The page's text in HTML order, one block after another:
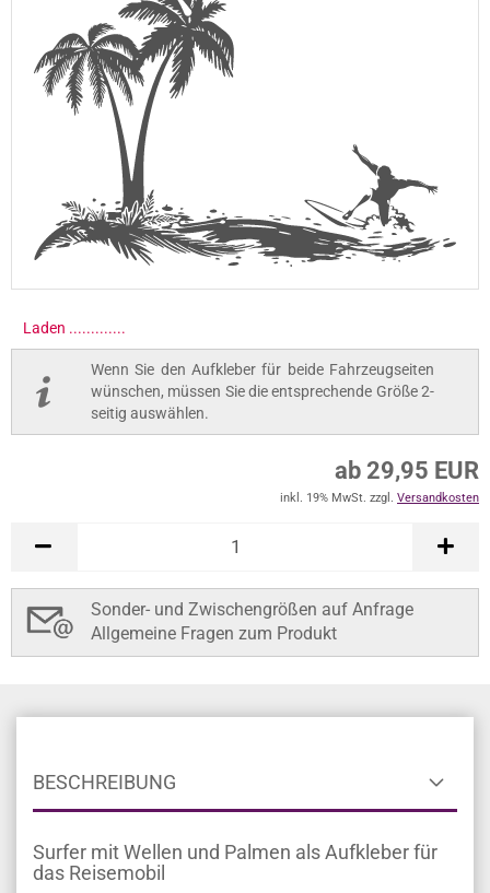
Laden ..............
Wenn Sie den Aufkleber für beide Fahrzeugseiten
wünschen, müssen Sie die entsprechende Größe 2-
seitig auswählen.
ab 29,95 EUR
inkl. 19% MwSt. zzgl. Versandkosten
Sonder- und Zwischengrößen auf Anfrage
Allgemeine Fragen zum Produkt
BESCHREIBUNG
Surfer mit Wellen und Palmen als Aufkleber für
das Reisemobil